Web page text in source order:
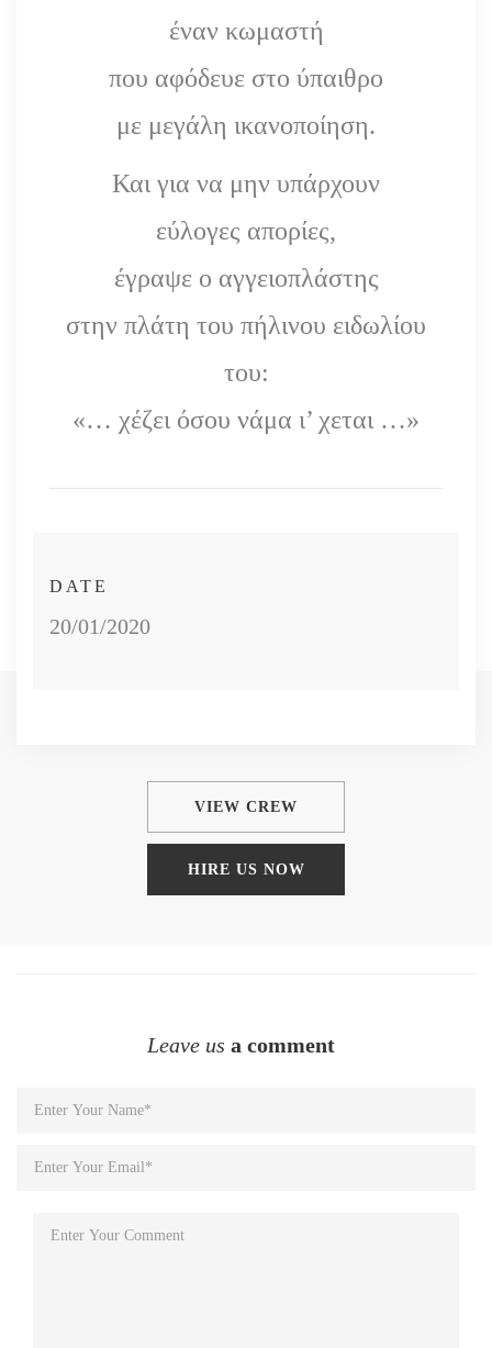
έναν κωμαστή
που αφόδευε στο ύπαιθρο
με μεγάλη ικανοποίηση.
Και για να μην υπάρχουν
εύλογες απορίες,
έγραψε ο αγγειοπλάστης
στην πλάτη του πήλινου ειδωλίου
του:
«… χέζει όσου νάμα ι’ χεται …»
DATE
20/01/2020
VIEW CREW
HIRE US NOW
Leave us a comment